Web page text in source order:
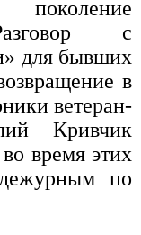
с
для бывших
в
ветеран-
Кривчик
время этих
по